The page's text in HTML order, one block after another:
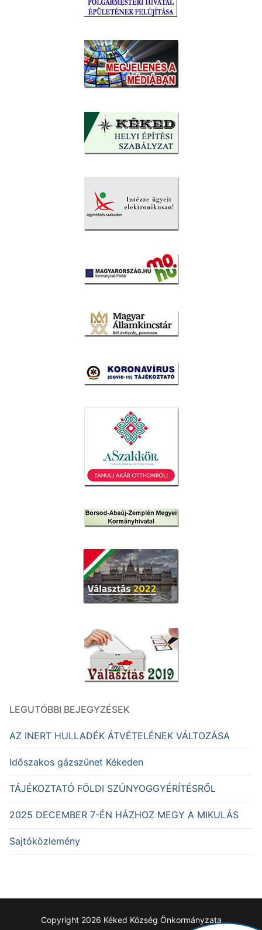
LEGUTÓBBI BEJEGYZÉSEK
AZ INERT HULLADÉK ÁTVÉTELÉNEK VÁLTOZÁSA
Időszakos gázszünet Kékeden
TÁJÉKOZTATÓ FÖLDI SZÚNYOGGYÉRÍTÉSRŐL
2025 DECEMBER 7-ÉN HÁZHOZ MEGY A MIKULÁS
Sajtóközlemény
Copyright 2026 Kéked Község Önkormányzata